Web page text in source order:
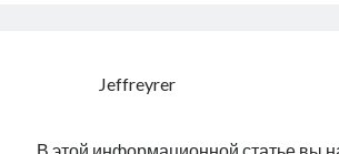
Jeffreyrer